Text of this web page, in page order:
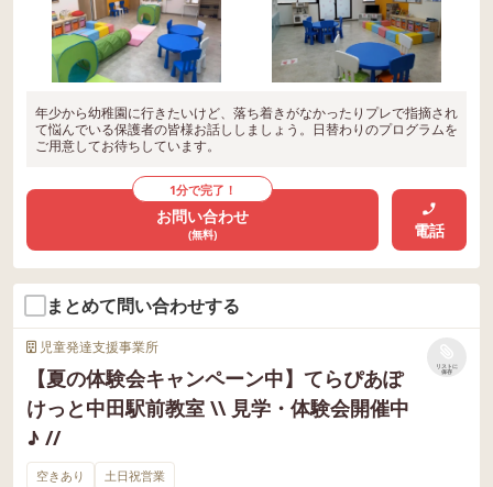
年少から幼稚園に行きたいけど、落ち着きがなかったりプレで指摘され
て悩んでいる保護者の皆様お話ししましょう。日替わりのプログラムを
ご用意してお待ちしています。
1分で完了！
お問い合わせ
(無料) 電話
まとめて問い合わせする
児童発達支援事業所
【夏の体験会キャンペーン中】てらぴあぽ
けっと中田駅前教室 \\ 見学・体験会開催中
♪ //
リストに
保存
空きあり 土日祝営業